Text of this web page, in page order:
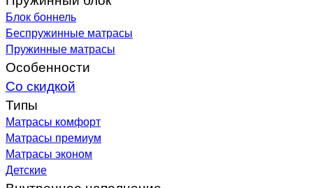
Блок боннель
Беспружинные матрасы
Пружинные матрасы
Особенности
Со скидкой
Типы
Матрасы комфорт
Матрасы премиум
Матрасы эконом
Детские